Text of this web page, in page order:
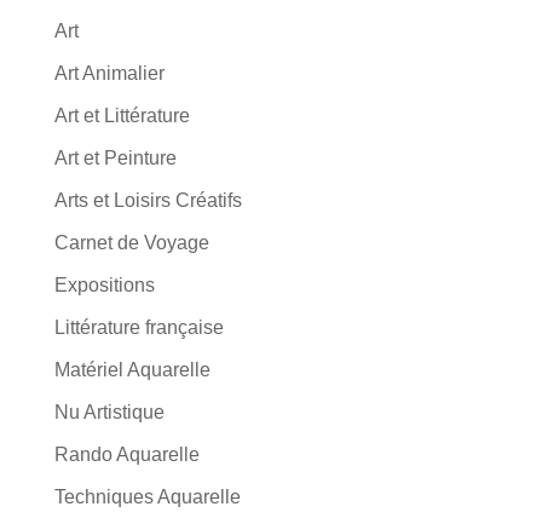
Art
Art Animalier
Art et Littérature
Art et Peinture
Arts et Loisirs Créatifs
Carnet de Voyage
Expositions
Littérature française
Matériel Aquarelle
Nu Artistique
Rando Aquarelle
Techniques Aquarelle